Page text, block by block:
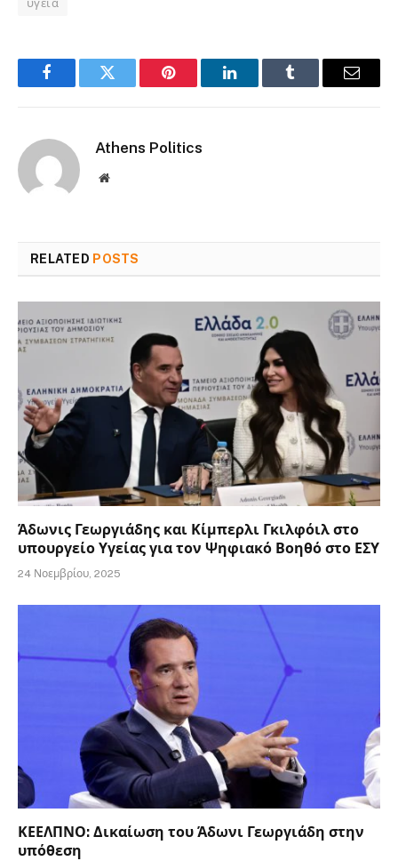
υγεια
FacebookTwitter Pinterest LinkedInTumblr Email
Athens Politics
Website
RELATED POSTS
Άδωνις Γεωργιάδης και Κίμπερλι Γκιλφόιλ στο
υπουργείο Υγείας για τον Ψηφιακό Βοηθό στο ΕΣΥ
24 Νοεμβρίου, 2025
ΚΕΕΛΠΝΟ: Δικαίωση του Άδωνι Γεωργιάδη στην
υπόθεση